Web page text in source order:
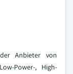
Anbieter von
Power-, High-